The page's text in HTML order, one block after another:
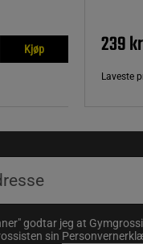
Kjøp 239 kr
Laveste
godtar jeg at
sin